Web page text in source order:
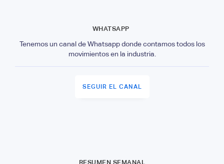
WHATSAPP
Tenemos un canal de Whatsapp donde contamos todos los
movimientos en la industria.
SEGUIR EL CANAL
RESUMEN SEMANAL